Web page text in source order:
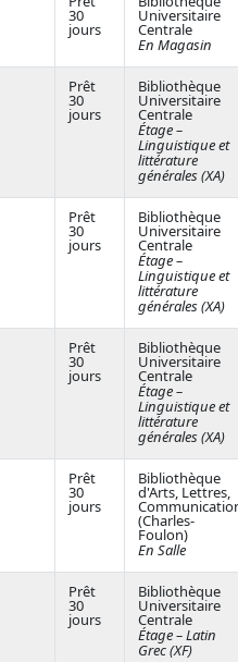
30
jours
Universitaire
Centrale
En Magasin
Prêt
30
jours
Bibliothèque
Universitaire
Centrale
Étage –
Linguistique et
littérature
générales (XA)
Prêt
30
jours
Bibliothèque
Universitaire
Centrale
Étage –
Linguistique et
littérature
générales (XA)
Prêt
30
jours
Bibliothèque
Universitaire
Centrale
Étage –
Linguistique et
littérature
générales (XA)
Prêt
30
jours
Bibliothèque
d'Arts, Lettres,
(Charles-
Foulon)
En Salle
Prêt
30
jours
Bibliothèque
Universitaire
Centrale
Étage – Latin
Grec (XF)